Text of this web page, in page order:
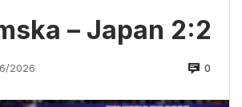
– Japan 2:2
2026 0